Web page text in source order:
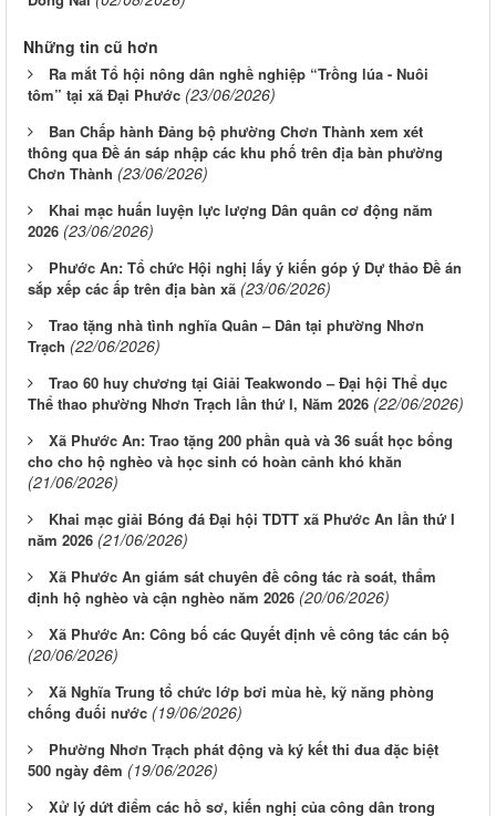
Những tin cũ hơn
Ra mắt Tổ hội nông dân nghề nghiệp “Trồng lúa - Nuôi
tôm” tại xã Đại Phước (23/06/2026)
Ban Chấp hành Đảng bộ phường Chơn Thành xem xét
thông qua Đề án sáp nhập các khu phố trên địa bàn phường
Chơn Thành (23/06/2026)
Khai mạc huấn luyện lực lượng Dân quân cơ động năm
2026 (23/06/2026)
Phước An: Tổ chức Hội nghị lấy ý kiến góp ý Dự thảo Đề án
sắp xếp các ấp trên địa bàn xã (23/06/2026)
Trao tặng nhà tình nghĩa Quân – Dân tại phường Nhơn
Trạch (22/06/2026)
Trao 60 huy chương tại Giải Teakwondo – Đại hội Thể dục
Thể thao phường Nhơn Trạch lần thứ I, Năm 2026 (22/06/2026)
Xã Phước An: Trao tặng 200 phần quà và 36 suất học bổng
cho cho hộ nghèo và học sinh có hoàn cảnh khó khăn
(21/06/2026)
Khai mạc giải Bóng đá Đại hội TDTT xã Phước An lần thứ I
năm 2026 (21/06/2026)
Xã Phước An giám sát chuyên đề công tác rà soát, thẩm
định hộ nghèo và cận nghèo năm 2026 (20/06/2026)
Xã Phước An: Công bố các Quyết định về công tác cán bộ
(20/06/2026)
Xã Nghĩa Trung tổ chức lớp bơi mùa hè, kỹ năng phòng
chống đuối nước (19/06/2026)
Phường Nhơn Trạch phát động và ký kết thi đua đặc biệt
500 ngày đêm (19/06/2026)
Xử lý dứt điểm các hồ sơ, kiến nghị của công dân trong